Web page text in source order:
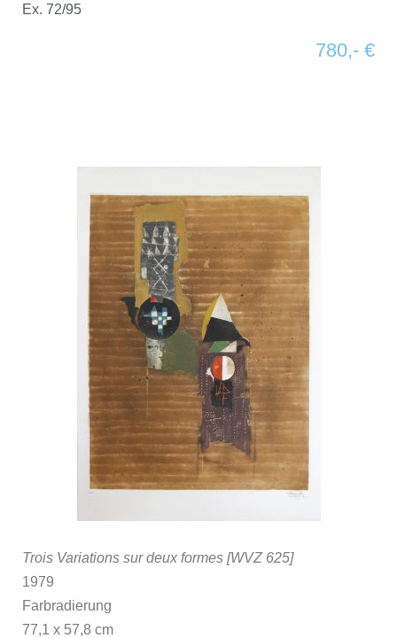
Ex. 72/95
780,- €
Trois Variations sur deux formes [WVZ 625]
1979
Farbradierung
77,1 x 57,8 cm